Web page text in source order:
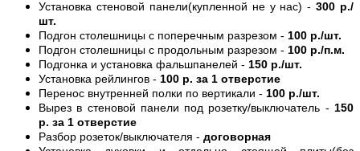
Установка стеновой панели(купленной не у нас) -300 р./
шт.
Подгон столешницы с поперечным разрезом - 100 р./шт.
Подгон столешницы с продольным разрезом - 100 р./п.м.
Подгонка и установка фальшпанелей - 150 р./шт.
Установка рейлингов - 100 р. за 1 отверстие
Перенос внутренней полки по вертикали - 100 р./шт.
Вырез в стеновой панели под розетку/выключатель - 150
р. за 1 отверстие
Разбор розеток/выключателя - договорная